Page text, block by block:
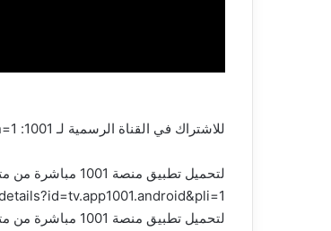
للاشتراك في القناة الرسمية لـ 1001: https://www.youtube.com/channel/UCMhcS-R4uluz9x_764NeqZw?sub_confirmation=1
لتحميل تطبيق منصة 1001 مباشرة من متجر غوغل :
لتحميل تطبيق منصة 1001 مباشرة من متجر آبل :